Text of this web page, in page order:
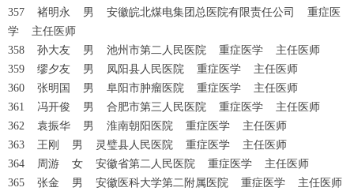
357 褚明永 男 安徽皖北煤电集团总医院有限责任公司 重症医
学 主任医师
358 孙大友 男 池州市第二人民医院 重症医学 主任医师
359 缪夕友 男 凤阳县人民医院 重症医学 主任医师
360 张明国 男 阜阳市肿瘤医院 重症医学 主任医师
361 冯开俊 男 合肥市第三人民医院 重症医学 主任医师
362 袁振华 男 淮南朝阳医院 重症医学 主任医师
363 王刚 男 灵璧县人民医院 重症医学 主任医师
364 周游 女 安徽省第二人民医院 重症医学 主任医师
365 张金 男 安徽医科大学第二附属医院 重症医学 主任医师